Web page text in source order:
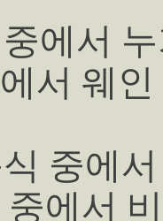
에서
서 웨
중에
에서